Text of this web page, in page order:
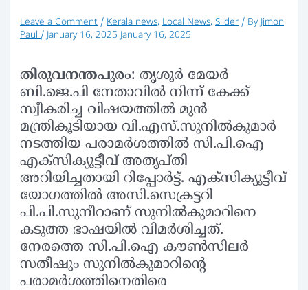
Leave a Comment /Kerala news,Local News,Slider / ByJimon
Paul /January 16, 2025 January 16, 2025
തിരുവനന്തപുരം: തൃശൂര്‍ മേയര്‍
ബി.ജെ.പി നേതാവില്‍ നിന്ന് കേക്ക്
സ്വീകരിച്ച വിഷയത്തില്‍ മുന്‍
മന്ത്രികൂടിയായ വി.എസ്.സുനില്‍കുമാര്‍
നടത്തിയ പരാമര്‍ശത്തില്‍ സി.പി.ഐ
എക്‌സിക്യൂട്ടീവ് അതൃപ്തി
അറിയിച്ചതായി റിപ്പോര്‍ട്ട്. എക്‌സിക്യൂട്ടീവ്
യോഗത്തില്‍ അസി.സെക്രട്ടറി
പി.പി.സുനീറാണ് സുനില്‍കുമാറിനെ
കടുത്ത ഭാഷയില്‍ വിമര്‍ശിച്ചത്.
നേരത്തെ സി.പി.ഐ കൗണ്‍സിലര്‍
സതീഷും സുനില്‍കുമാറിന്റെ
പരാമര്‍ശത്തിനെതിരെ